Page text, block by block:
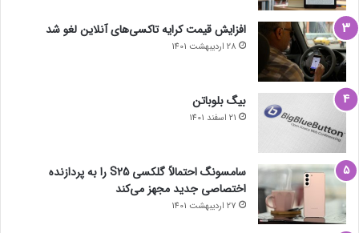
افزایش قیمت کرایه تاکسی‌های آنلاین لغو شد
28 اردیبهشت 1401
بیگ بلوباتن
21 اسفند 1401
سامسونگ احتمالاً گلکسی S25 را به پردازنده
اختصاصی جدید مجهز می‌کند
27 اردیبهشت 1401